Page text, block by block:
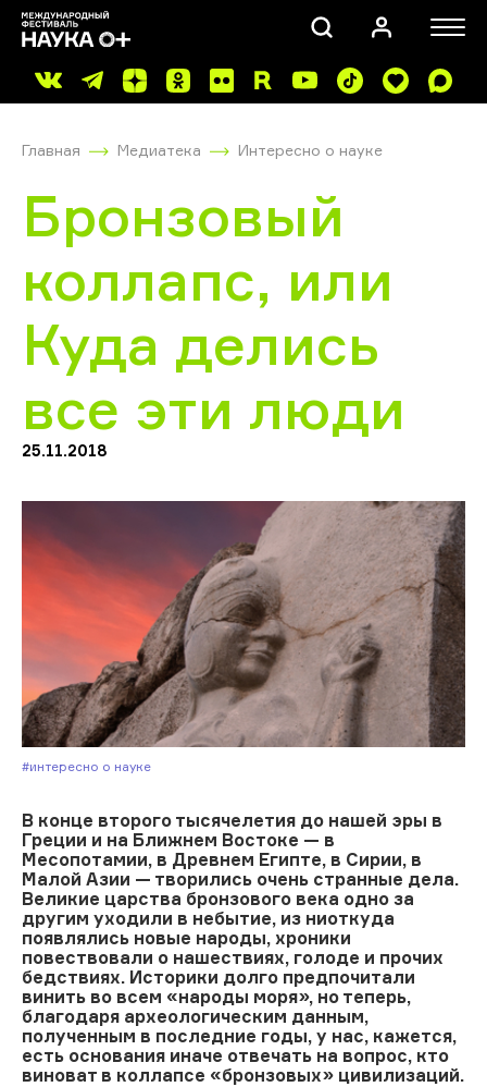
ПОИСК
Главная Медиатека Интересно о науке
Бронзовый
коллапс, или
Куда делись
все эти люди
25.11.2018
#Интересно о науке
В конце второго тысячелетия до нашей эры в
Греции и на Ближнем Востоке — в
Месопотамии, в Древнем Египте, в Сирии, в
Малой Азии — творились очень странные дела.
Великие царства бронзового века одно за
другим уходили в небытие, из ниоткуда
появлялись новые народы, хроники
повествовали о нашествиях, голоде и прочих
бедствиях. Историки долго предпочитали
винить во всем «народы моря», но теперь,
благодаря археологическим данным,
полученным в последние годы, у нас, кажется,
есть основания иначе отвечать на вопрос, кто
виноват в коллапсе «бронзовых» цивилизаций.